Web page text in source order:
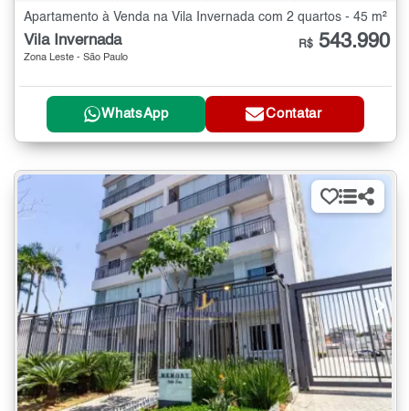
Apartamento à Venda na Vila Invernada com 2 quartos - 45 m²
Vila Invernada
Zona Leste - São Paulo
R$ 543.990
WhatsApp Contatar